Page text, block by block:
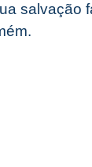
salvação